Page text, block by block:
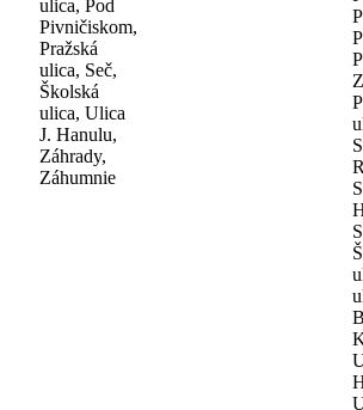
ulica, Pod
Pivničiskom,
Pražská
ulica, Seč,
Školská
ulica, Ulica
J. Hanulu,
Záhrady,
Záhumnie